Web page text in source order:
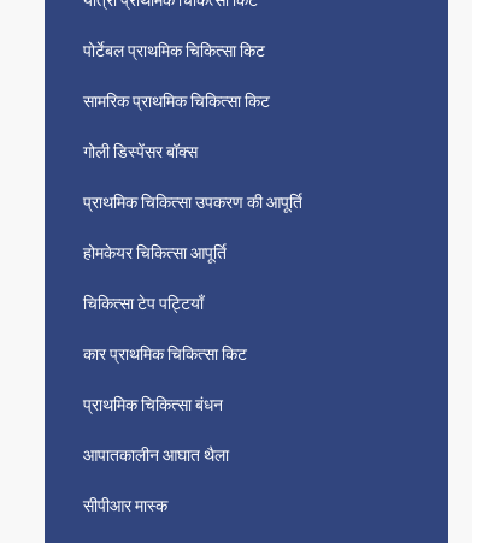
पोर्टेबल प्राथमिक चिकित्सा किट
सामरिक प्राथमिक चिकित्सा किट
गोली डिस्पेंसर बॉक्स
प्राथमिक चिकित्सा उपकरण की आपूर्ति
होमकेयर चिकित्सा आपूर्ति
चिकित्सा टेप पट्टियाँ
कार प्राथमिक चिकित्सा किट
प्राथमिक चिकित्सा बंधन
आपातकालीन आघात थैला
सीपीआर मास्क